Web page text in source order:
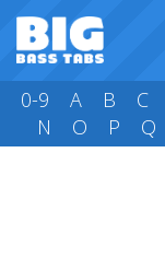
0-9 A B C
N
O P Q